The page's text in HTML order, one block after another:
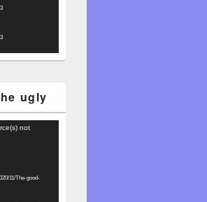
ugly
not
11/The-good-